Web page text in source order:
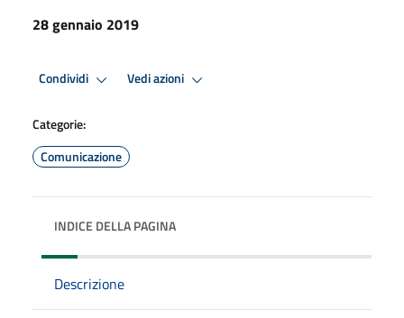
28 gennaio 2019
Condividi Vedi azioni
Categorie:
Comunicazione
INDICE DELLA PAGINA
Descrizione